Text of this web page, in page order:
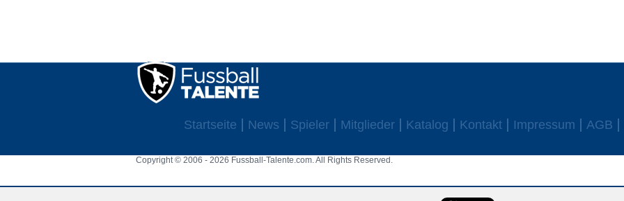
Startseite News Spieler Mitglieder Katalog Kontakt Impressum AGB
Copyright © 2006 - 2026 Fussball-Talente.com. All Rights Reserved.